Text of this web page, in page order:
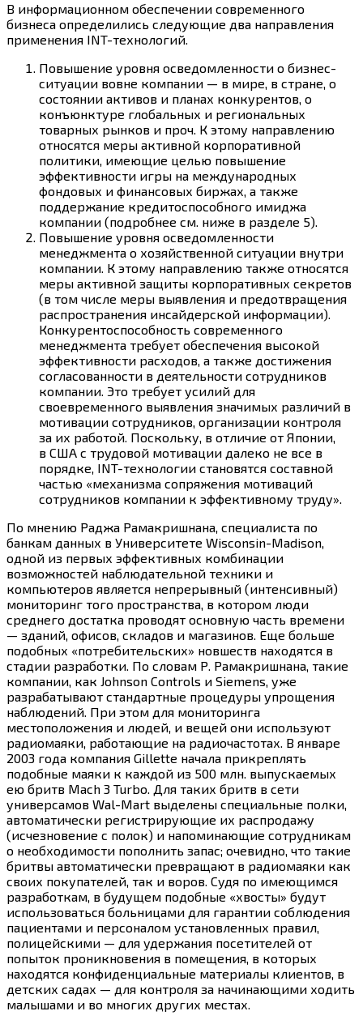
В информационном обеспечении современного
бизнеса определились следующие два направления
применения INT-технологий.
Повышение уровня осведомленности о бизнес-
ситуации вовне компании — в мире, в стране, о
состоянии активов и планах конкурентов, о
конъюнктуре глобальных и региональных
товарных рынков и проч. К этому направлению
относятся меры активной корпоративной
политики, имеющие целью повышение
эффективности игры на международных
фондовых и финансовых биржах, а также
поддержание кредитоспособного имиджа
компании (подробнее см. ниже в разделе 5).
Повышение уровня осведомленности
менеджмента о хозяйственной ситуации внутри
компании. К этому направлению также относятся
меры активной защиты корпоративных секретов
(в том числе меры выявления и предотвращения
распространения инсайдерской информации).
Конкурентоспособность современного
менеджмента требует обеспечения высокой
эффективности расходов, а также достижения
согласованности в деятельности сотрудников
компании. Это требует усилий для
своевременного выявления значимых различий в
мотивации сотрудников, организации контроля
за их работой. Поскольку, в отличие от Японии,
в США с трудовой мотивации далеко не все в
порядке, INT-технологии становятся составной
частью «механизма сопряжения мотиваций
сотрудников компании к эффективному труду».
По мнению Раджа Рамакришнана, специалиста по
банкам данных в Университете Wisconsin-Madison,
одной из первых эффективных комбинации
возможностей наблюдательной техники и
компьютеров является непрерывный (интенсивный)
мониторинг того пространства, в котором люди
среднего достатка проводят основную часть времени
— зданий, офисов, складов и магазинов. Еще больше
подобных «потребительских» новшеств находятся в
стадии разработки. По словам Р. Рамакришнана, такие
компании, как Johnson Controls и Siemens, уже
разрабатывают стандартные процедуры упрощения
наблюдений. При этом для мониторинга
местоположения и людей, и вещей они используют
радиомаяки, работающие на радиочастотах. В январе
2003 года компания Gillette начала прикреплять
подобные маяки к каждой из 500 млн. выпускаемых
ею бритв Mach 3 Turbo. Для таких бритв в сети
универсамов Wal-Mart выделены специальные полки,
автоматически регистрирующие их распродажу
(исчезновение с полок) и напоминающие сотрудникам
о необходимости пополнить запас; очевидно, что такие
бритвы автоматически превращают в радиомаяки как
своих покупателей, так и воров. Судя по имеющимся
разработкам, в будущем подобные «хвосты» будут
использоваться больницами для гарантии соблюдения
пациентами и персоналом установленных правил,
полицейскими — для удержания посетителей от
попыток проникновения в помещения, в которых
находятся конфиденциальные материалы клиентов, в
детских садах — для контроля за начинающими ходить
малышами и во многих других местах.